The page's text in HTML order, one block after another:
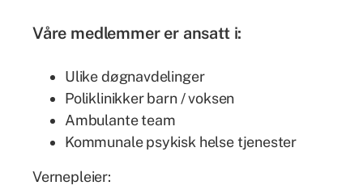
Våre medlemmer er ansatt i:
Ulike døgnavdelinger
Poliklinikker barn / voksen
Ambulante team
Kommunale psykisk helse tjenester
Vernepleier: